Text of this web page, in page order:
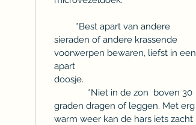
*Best apart van andere
sieraden of andere krassende
voorwerpen bewaren, liefst in een
apart
doosje.
*Niet in de zon boven 30
graden dragen of leggen. Met erg
warm weer kan de hars iets zacht